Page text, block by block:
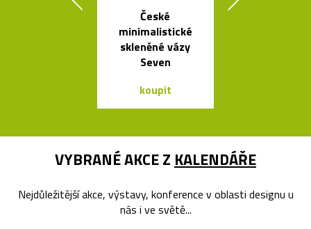
České
minimalistické
skleněné vázy
Seven
koupit
VYBRANÉ AKCE Z KALENDÁŘE
Nejdůležitější akce, výstavy, konference v oblasti designu u
nás i ve světě...